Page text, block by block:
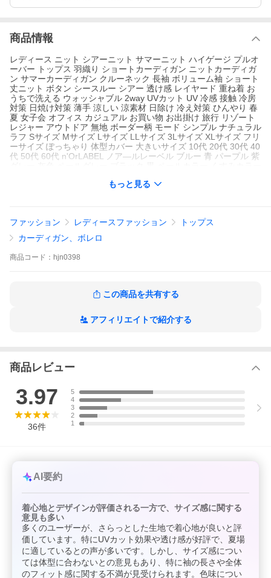
商品情報
レディース ニット シアーニット サマーニット ハイゲージ プルオ
ーバー トップス 羽織り ショートカーディガン ニットカーディガ
ン サマーカーディガン クルーネック 長袖 ボリューム袖 ショート
丈ニット ボタン シースルー シアー 透け感 レイヤード 重ね着 お
うちで洗える ウォッシャブル 2way UVカット UV 冷感 接触 冷房
対策 日焼け対策 薄手 涼しい 涼素材 日除け 冷え対策 ひんやり 春
夏 女子会 オフィス カジュアル お買い物 お出掛け 旅行 リゾート
レジャー アウトドア 無地 ボーダー柄 モード シンプル ナチュラル
ラフ Sサイズ Mサイズ Lサイズ LLサイズ 3Lサイズ XLサイズ フリ
ーサイズ ぽっちゃり 体型カバー 大きいサイズ 10代 20代 30代 40
代 50代 60代 n'OrLABEL ノア―ルレーベル ブルー 青 パープル 紫
arewalker オシャレウォーカー おしゃれうぉーかー sheertops 機
もっと見る
ファッション レディースファッション
トップス
カーディガン、ボレロ
商品 コード： hjn0398
この商品を共有する
アフィリエイトで紹介する
商品レビュー
3.97
36件
5
4
3
2
1
AI要約
着心地とデザインが評価される一方で、サイズ感に関する
意見も多い
多くのユーザーが、さらっとした生地で着心地が良いと評
価しています。特にUVカット効果や透け感が好評で、夏場
に適しているとの声が多いです。しかし、サイズ感につい
ては体型に合わないとの意見もあり、特に袖の長さや全体
のフィット感に関する不満が見受けられます。色味につい